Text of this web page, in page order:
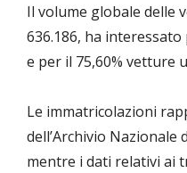
Il volume globale delle
636.186, ha
e per il 75,60% vetture
Le immatricolazioni
dell’Archivio Nazionale
mentre i dati relativi ai